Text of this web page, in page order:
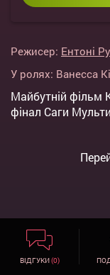
Режисер: Ентоні
У ролях: Ванесса
Майбутній фільм
фінал Саги
ВІДГУКИ(0)